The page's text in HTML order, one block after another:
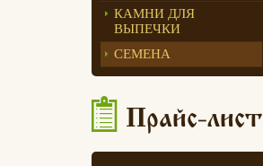
КАМНИ ДЛЯ
ВЫПЕЧКИ
СЕМЕНА
Прайс-лист